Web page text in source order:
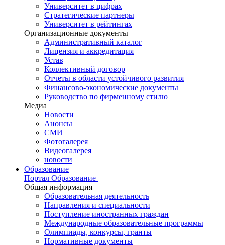
Университет в цифрах
Стратегические партнеры
Университет в рейтингах
Организационные документы
Административный каталог
Лицензия и аккредитация
Устав
Коллективный договор
Отчеты в области устойчивого развития
Финансово-экономические документы
Руководство по фирменному стилю
Медиа
Новости
Анонсы
СМИ
Фотогалерея
Видеогалерея
новости
Образование
Портал Образование
Общая информация
Образовательная деятельность
Направления и специальности
Поступление иностранных граждан
Международные образовательные программы
Олимпиады, конкурсы, гранты
Нормативные документы